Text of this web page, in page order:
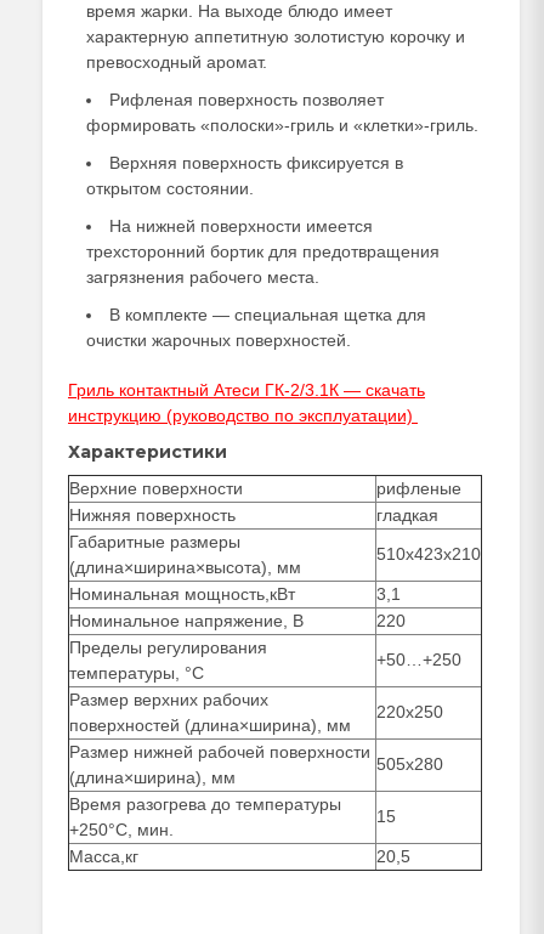
время жарки. На выходе блюдо имеет
характерную аппетитную золотистую корочку и
превосходный аромат.
Рифленая поверхность позволяет
формировать «полоски»-гриль и «клетки»-гриль.
Верхняя поверхность фиксируется в
открытом состоянии.
На нижней поверхности имеется
трехсторонний бортик для предотвращения
загрязнения рабочего места.
В комплекте — специальная щетка для
очистки жарочных поверхностей.
Гриль контактный Атеси ГК-2/3.1К — скачать
инструкцию (руководство по эксплуатации)
Характеристики
Верхние поверхности
рифленые
Нижняя поверхность
гладкая
Габаритные размеры
(длина×ширина×высота), мм
510х423х210
Номинальная мощность,кВт
3,1
Номинальное напряжение, В
220
Пределы регулирования
температуры, °С
+50…+250
Размер верхних рабочих
поверхностей (длина×ширина), мм
220х250
Размер нижней рабочей поверхности
(длина×ширина), мм
505х280
Время разогрева до температуры
+250°С, мин.
15
Масса,кг 20,5